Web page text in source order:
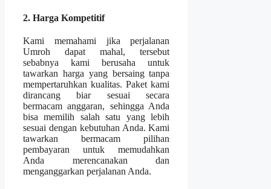
2. Harga Kompetitif
Kami memahami jika perjalanan
Umroh dapat mahal, tersebut
sebabnya kami berusaha untuk
tawarkan harga yang bersaing tanpa
mempertaruhkan kualitas. Paket kami
dirancang biar sesuai secara
bermacam anggaran, sehingga Anda
bisa memilih salah satu yang lebih
sesuai dengan kebutuhan Anda. Kami
tawarkan bermacam pilihan
pembayaran untuk memudahkan
Anda merencanakan dan
menganggarkan perjalanan Anda.